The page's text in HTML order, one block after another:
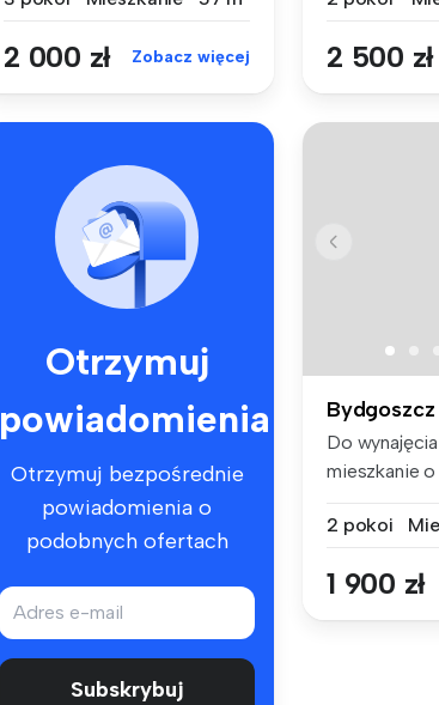
2 000 zł Zobacz więcej 2 500 zł
Otrzymuj
powiadomienia
Otrzymuj bezpośrednie
powiadomienia o
podobnych ofertach
Subskrybuj
Bydgoszcz
Do
mieszkanie
2 pokoi
1 900 zł